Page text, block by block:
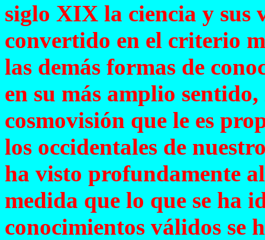
siglo XIX la ciencia y sus
convertido en el criterio
las demás formas de
en su más amplio
cosmovisión que le es
los occidentales de
ha visto profundamente
medida que lo que se ha
conocimientos válidos se